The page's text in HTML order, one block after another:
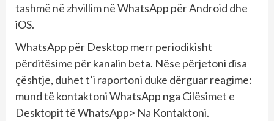
tashmë në zhvillim në WhatsApp për Android dhe
iOS.
WhatsApp për Desktop merr periodikisht
përditësime për kanalin beta. Nëse përjetoni disa
çështje, duhet t’i raportoni duke dërguar reagime:
mund të kontaktoni WhatsApp nga Cilësimet e
Desktopit të WhatsApp> Na Kontaktoni.